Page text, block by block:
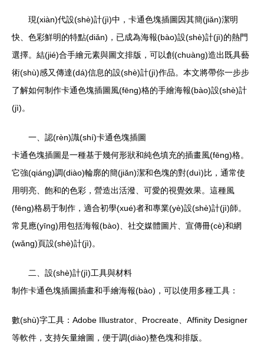
現(xiàn)代設(shè)計(jì)中，卡通色塊插圖因其簡(jiǎn)潔明
快、色彩鮮明的特點(diǎn)，已成為海報(bào)設(shè)計(jì)的熱門
選擇。結(jié)合手繪元素與圖文排版，可以創(chuàng)造出既具藝
術(shù)感又傳達(dá)信息的設(shè)計(jì)作品。本文將帶你一步步
了解如何制作卡通色塊插圖風(fēng)格的手繪海報(bào)設(shè)計
(jì)。
一、認(rèn)識(shí)卡通色塊插圖
卡通色塊插圖是一種基于幾何形狀和純色填充的插畫風(fēng)格。
它強(qiáng)調(diào)輪廓的簡(jiǎn)潔和色塊的對(duì)比，通常使
用明亮、飽和的色彩，營造出活潑、可愛的視覺效果。這種風
(fēng)格易于制作，適合初學(xué)者和專業(yè)設(shè)計(jì)師。
常見應(yīng)用包括海報(bào)、社交媒體圖片、宣傳冊(cè)和網
(wǎng)頁設(shè)計(jì)。
二、設(shè)計(jì)工具與材料
制作卡通色塊插圖插畫和手繪海報(bào)，可以使用多種工具：
數(shù)字工具：Adobe Illustrator、Procreate、Affinity Designer
等軟件，支持矢量繪圖，便于調(diào)整色塊和排版。